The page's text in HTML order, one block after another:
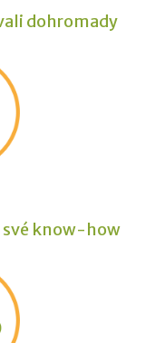
dohromady
know-how